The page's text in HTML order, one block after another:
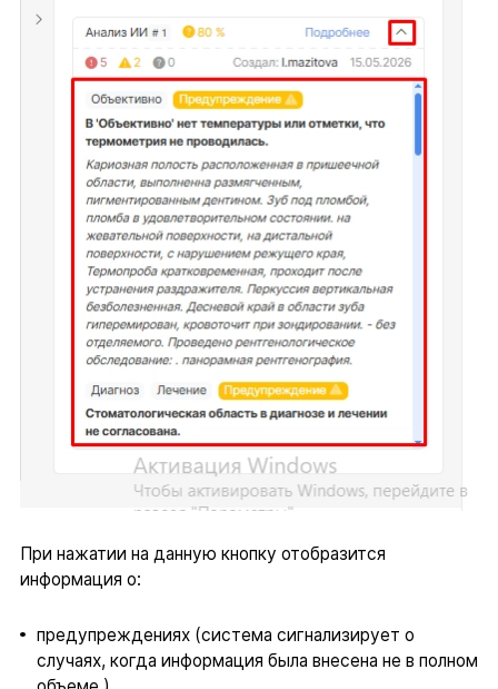
При нажатии на данную кнопку отобразится
информация о:
предупреждениях (система сигнализирует о
случаях, когда информация была внесена не в полном